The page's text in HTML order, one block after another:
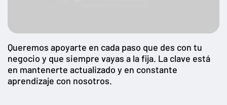
Queremos apoyarte en cada paso que des con tu
negocio y que siempre vayas a la fija. La clave está
en mantenerte actualizado y en constante
aprendizaje con nosotros.